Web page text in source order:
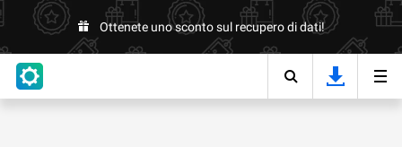
Ottenete uno sconto sul recupero di dati!